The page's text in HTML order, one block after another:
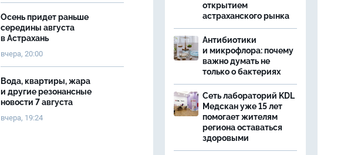
Осень придет раньше
середины августа
в Астрахань
вчера, 20:00
Вода, квартиры, жара
и другие резонансные
новости 7 августа
вчера, 19:24
открытием
астраханского рынка
Антибиотики
и микрофлора: почему
важно думать не
только о бактериях
Сеть лабораторий KDL
Медскан уже 15 лет
помогает жителям
региона оставаться
здоровыми